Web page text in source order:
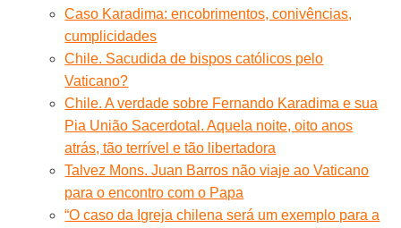
Caso Karadima: encobrimentos, conivências,
cumplicidades
Chile. Sacudida de bispos católicos pelo
Vaticano?
Chile. A verdade sobre Fernando Karadima e sua
Pia União Sacerdotal. Aquela noite, oito anos
atrás, tão terrível e tão libertadora
Talvez Mons. Juan Barros não viaje ao Vaticano
para o encontro com o Papa
“O caso da Igreja chilena será um exemplo para a